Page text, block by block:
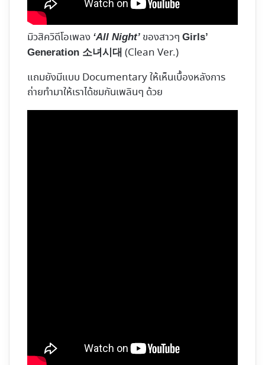
มิวสิควิดีโอเพลง ‘All Night’ ของสาวๆ Girls’
Generation 소녀시대 (Clean Ver.)
แถมยังมีแบบ Documentary ให้เห็นเบื้องหลังการ
ถ่ายทำมาให้เราได้ชมกันเพลินๆ ด้วย